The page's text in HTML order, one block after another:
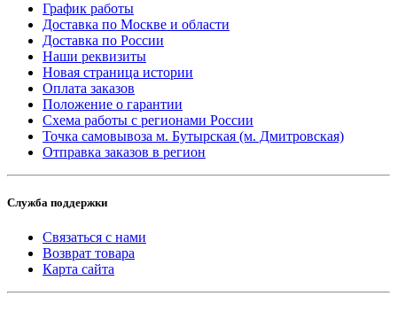
График работы
Доставка по Москве и области
Доставка по России
Наши реквизиты
Новая страница истории
Оплата заказов
Положение о гарантии
Схема работы с регионами России
Точка самовывоза м. Бутырская (м. Дмитровская)
Отправка заказов в регион
Служба поддержки
Связаться с нами
Возврат товара
Карта сайта